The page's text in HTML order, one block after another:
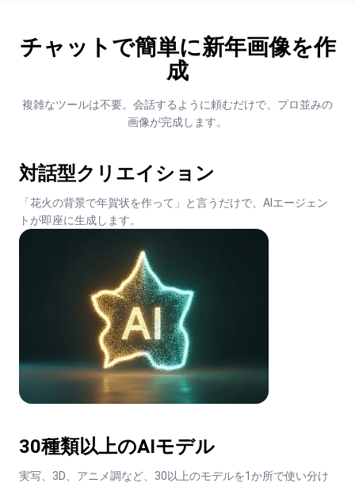
チャットで簡単に新年画像を作
成
複雑なツールは不要。会話するように頼むだけで、プロ並みの
画像が完成します。
対話型クリエイション
「花火の背景で年賀状を作って」と言うだけで、AIエージェン
トが即座に生成します。
30種類以上のAIモデル
実写、3D、アニメ調など、30以上のモデルを1か所で使い分け